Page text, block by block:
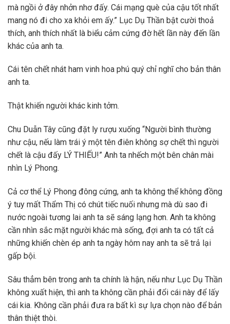
mà ngồi ở đây nhởn nhơ đấy. Cái mạng què của cậu tốt nhất
mang nó đi cho xa khỏi em ấy.” Lục Dụ Thần bật cười thoả
thích, anh thích nhất là biểu cảm cứng đờ hết lần này đến lần
khác của anh ta.
Cái tên chết nhát ham vinh hoa phú quý chỉ nghĩ cho bản thân
anh ta.
Thật khiến người khác kinh tởm.
Chu Duẫn Tây cũng đặt ly rượu xuống “Người bình thường
như cậu, nếu làm trái ý một tên điên không sợ chết thì người
chết là cậu đấy LÝ THIẾU!” Anh ta nhếch một bên chân mài
nhìn Lý Phong.
Cả cơ thể Lý Phong đông cứng, anh ta không thể không đồng
ý tuy mất Thẩm Thị có chút tiếc nuối nhưng mà dù sao đi
nước ngoài tương lai anh ta sẽ sáng lạng hơn. Anh ta không
cần nhìn sắc mặt người khác mà sống, đợi anh ta có tất cả
những khiến chèn ép anh ta ngày hôm nay anh ta sẽ trả lại
gấp bội.
Sâu thẳm bên trong anh ta chính là hận, nếu như Lục Dụ Thần
không xuất hiện, thì anh ta không cần phải đổi cái này để lấy
cái kia. Không cần phải đưa ra bất kì sự lựa chọn nào để bản
thân thiệt thòi.